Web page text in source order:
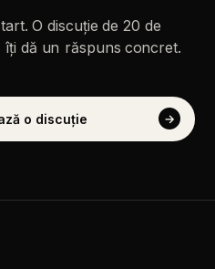
O discuție de 20 de
îți dă un răspuns concret.
o discuție →